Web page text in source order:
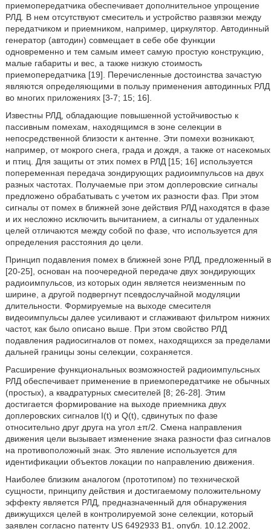
приемопередатчика обеспечивает дополнительное упрощение
РЛД. В нем отсутствуют смеситель и устройство развязки между
передатчиком и приемником, например, циркулятор. Автодинный
генератор (автодин) совмещает в себе обе функции
одновременно и тем самым имеет самую простую конструкцию,
малые габариты и вес, а также низкую стоимость
приемопередатчика [19]. Перечисленные достоинства зачастую
являются определяющими в пользу применения автодинных РЛД
во многих приложениях [3-7; 15; 16].
Известны РЛД, обладающие повышенной устойчивостью к
пассивным помехам, находящимся в зоне селекции в
непосредственной близости к антенне. Эти помехи возникают,
например, от мокрого снега, града и дождя, а также от насекомых
и птиц. Для защиты от этих помех в РЛД [15; 16] используется
попеременная передача зондирующих радиоимпульсов на двух
разных частотах. Получаемые при этом доплеровские сигналы
предложено обрабатывать с учетом их разности фаз. При этом
сигналы от помех в ближней зоне действия РЛД находятся в фазе
и их несложно исключить вычитанием, а сигналы от удаленных
целей отличаются между собой по фазе, что используется для
определения расстояния до цели.
Принцип подавления помех в ближней зоне РЛД, предложенный в
[20-25], основан на поочередной передаче двух зондирующих
радиоимпульсов, из которых один является неизменным по
ширине, а другой подвергнут псевдослучайной модуляции
длительности. Формируемые на выходе смесителя
видеоимпульсы далее усиливают и сглаживают фильтром нижних
частот, как было описано выше. При этом свойство РЛД
подавления радиосигналов от помех, находящихся за пределами
дальней границы зоны селекции, сохраняется.
Расширение функциональных возможностей радиоимпульсных
РЛД обеспечивает применение в приемопередатчике не обычных
(простых), а квадратурных смесителей [8; 26-28]. Этим
достигается формирование на выходе приемника двух
доплеровских сигналов I(t) и Q(t), сдвинутых по фазе
относительно друг друга на угол ±π/2. Смена направления
движения цели вызывает изменение знака разности фаз сигналов
на противоположный знак. Это явление используется для
идентификации объектов локации по направлению движения.
Наиболее близким аналогом (прототипом) по технической
сущности, принципу действия и достигаемому положительному
эффекту является РЛД, предназначенный для обнаружения
движущихся целей в контролируемой зоне селекции, который
заявлен согласно патенту US 6492933 B1, опубл. 10.12.2002,